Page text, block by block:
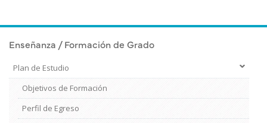
Enseñanza / Formación de Grado
Plan de Estudio
Objetivos de Formación
Perfil de Egreso